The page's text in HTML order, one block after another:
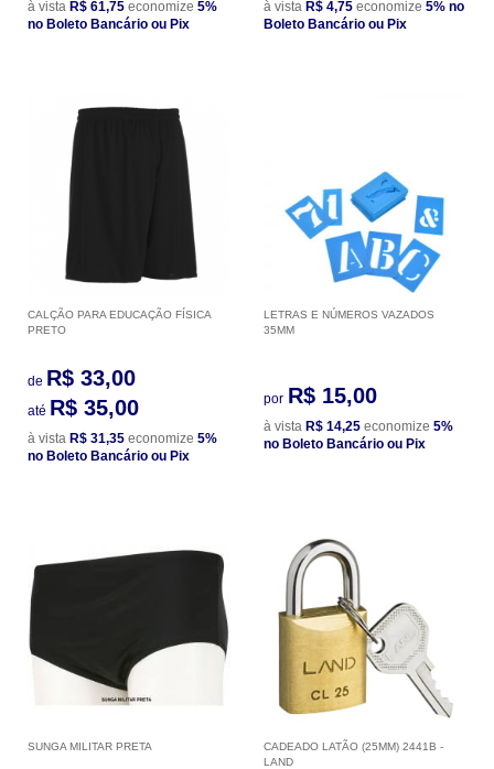
à vista R$ 61,75 economize 5%
no Boleto Bancário ou Pix
à vista R$ 4,75 economize 5% no
Boleto Bancário ou Pix
CALÇÃO PARA EDUCAÇÃO FÍSICA
PRETO
de R$ 33,00
até R$ 35,00
à vista R$ 31,35 economize 5%
no Boleto Bancário ou Pix
LETRAS E NÚMEROS VAZADOS
35MM
por R$ 15,00
à vista R$ 14,25 economize 5%
no Boleto Bancário ou Pix
SUNGA MILITAR PRETA
CADEADO LATÃO (25MM) 2441B -
LAND